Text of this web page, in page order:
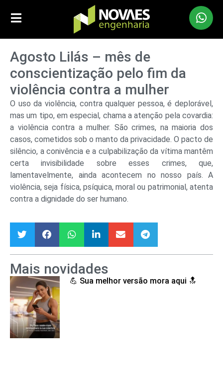
Agosto Lilás – mês de
conscientização pelo fim da
violência contra a mulher
O uso da violência, contra qualquer pessoa, é deplorável,
mas um tipo, em especial, chama a atenção pela covardia:
a violência contra a mulher. São crimes, na maioria dos
casos, cometidos sob o manto da privacidade. O pacto de
silêncio, a conivência e a culpabilização da vítima mantêm
certa invisibilidade sobre esses crimes, que,
lamentavelmente, ainda acontecem no nosso país. A
violência, seja física, psíquica, moral ou patrimonial, atenta
contra a dignidade do ser humano.
Mais novidades
💪 Sua melhor versão mora aqui 🔝